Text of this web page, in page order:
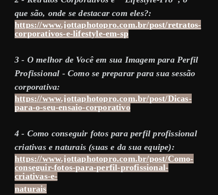
que são, onde se destacar com eles?:
https://www.jottaphotopro.com.br/post/retratos-
corporativos-e-lifestyle-em-sp
3 - O melhor de Você em sua Imagem para Perfil
Profissional - Como se preparar para sua sessão
corporativa:
https://www.jottaphotopro.com.br/post/Dicas-
para-o-seu-ensaio-corporativo
4 - Como conseguir fotos para perfil profissional
criativas e naturais (suas e da sua equipe):
https://www.jottaphotopro.com.br/post/Como-
conseguir-fotos-para-perfil-profissional-
criativas-e-
naturais